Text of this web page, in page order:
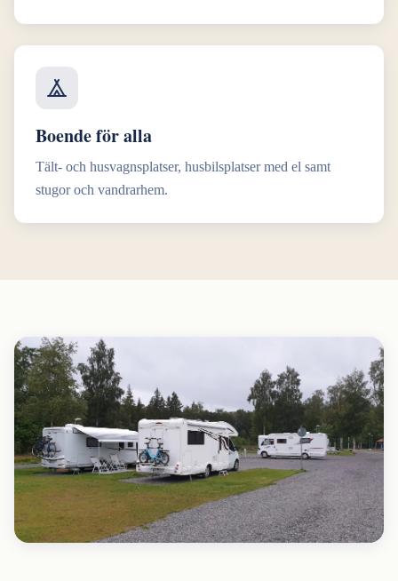
Boende för alla
Tält- och husvagnsplatser, husbilsplatser med el samt
stugor och vandrarhem.